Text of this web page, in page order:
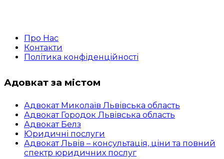
Про Нас
Контакти
Політика конфіденційності
Адовкат за містом
Адвокат Миколаїв Львівська область
Адвокат Городок Львівська область
Адвокат Белз
Юридичні послуги
Адвокат Львів – консультація, ціни та повний
спектр юридичних послуг